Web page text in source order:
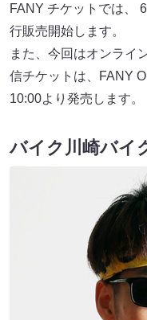
FANY チケットでは、
行販売開始します。
また、今回はオンライ
信チケットは、FANY
10:00より発売します。
バイク川崎バ